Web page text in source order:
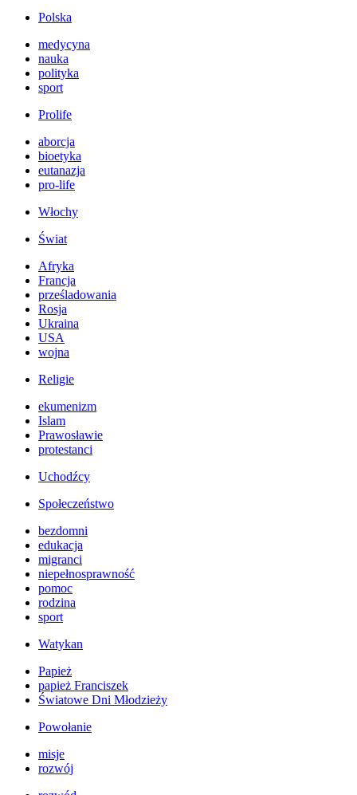
Polska
medycyna
nauka
polityka
sport
Prolife
aborcja
bioetyka
eutanazja
pro-life
Włochy
Świat
Afryka
Francja
prześladowania
Rosja
Ukraina
USA
wojna
Religie
ekumenizm
Islam
Prawosławie
protestanci
Uchodźcy
Społeczeństwo
bezdomni
edukacja
migranci
niepełnosprawność
pomoc
rodzina
sport
Watykan
Papież
papież Franciszek
Światowe Dni Młodzieży
Powołanie
misje
rozwój